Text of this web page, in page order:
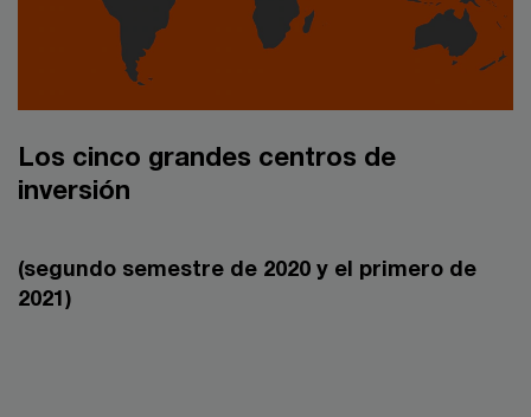
Los cinco grandes centros de
inversión
(segundo semestre de 2020 y el primero de
2021)